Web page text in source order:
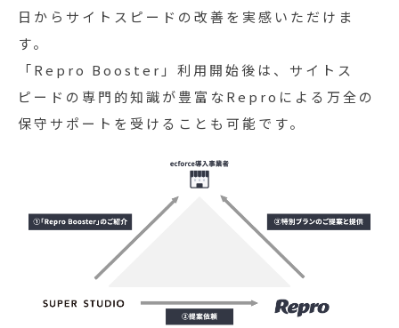
日からサイトスピードの改善を実感いただけま
す。
「Repro Booster」利用開始後は、サイトス
ピードの専門的知識が豊富なReproによる万全の
保守サポートを受けることも可能です。